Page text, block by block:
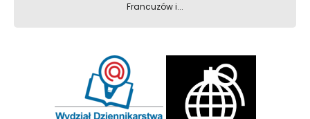
Francuzów i...